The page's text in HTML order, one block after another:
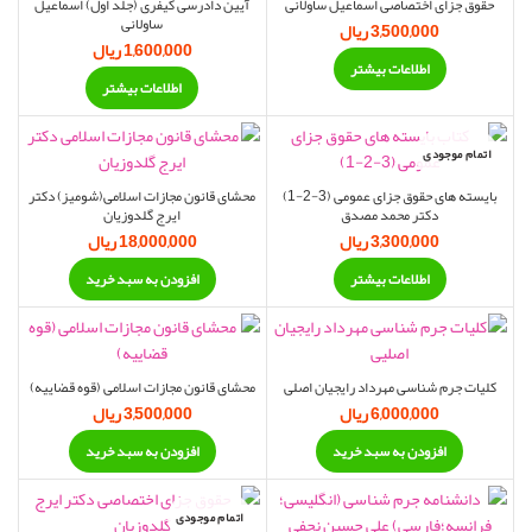
3,500,000ریال
اطلاعات بیشتر
ساولانی
1,600,000ریال
اطلاعات بیشتر
اتمام موجودی
بایسته های حقوق جزای عمومی (3-2-1)
دکتر محمد مصدق
3,300,000ریال
اطلاعات بیشتر
محشای قانون مجازات اسلامی(شومیز) دکتر
ایرج گلدوزیان
18,000,000ریال
افزودن به سبد خرید
کلیات جرم شناسی مهرداد رایجیان اصلی
6,000,000ریال
افزودن به سبد خرید
محشای قانون مجازات اسلامی (قوه قضاییه)
3,500,000ریال
افزودن به سبد خرید
اتمام موجودی